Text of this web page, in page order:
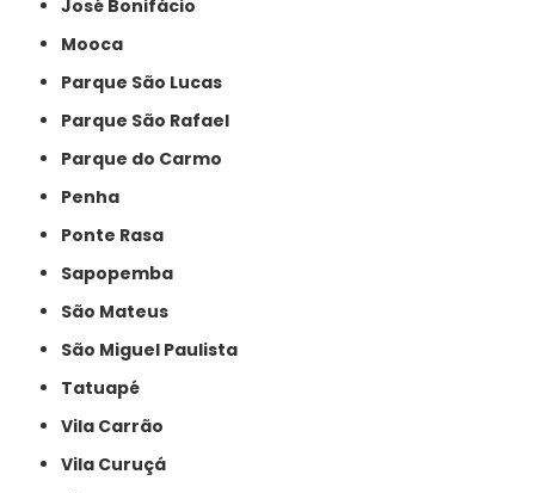
José Bonifácio
Mooca
Parque São Lucas
Parque São Rafael
Parque do Carmo
Penha
Ponte Rasa
Sapopemba
São Mateus
São Miguel Paulista
Tatuapé
Vila Carrão
Vila Curuçá